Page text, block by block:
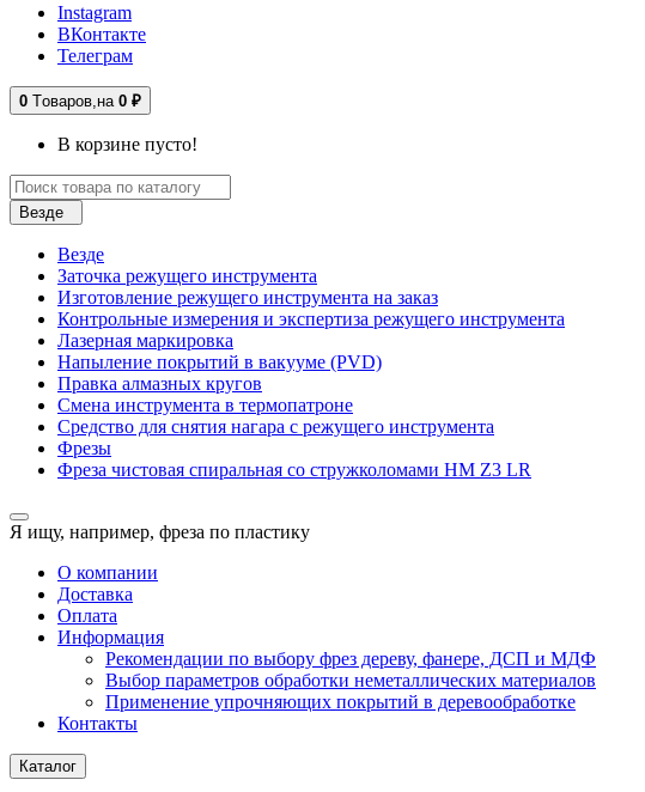
Instagram
ВКонтакте
Телеграм
0 Tоваров, на 0 ₽
В корзине пусто!
Везде
Везде
Заточка режущего инструмента
Изготовление режущего инструмента на заказ
Контрольные измерения и экспертиза режущего инструмента
Лазерная маркировка
Напыление покрытий в вакууме (PVD)
Правка алмазных кругов
Смена инструмента в термопатроне
Средство для снятия нагара с режущего инструмента
Фрезы
Фреза чистовая спиральная со стружколомами HM Z3 LR
Я ищу, например, фреза по пластику
О компании
Доставка
Оплата
Информация
Рекомендации по выбору фрез дереву, фанере, ДСП и МДФ
Выбор параметров обработки неметаллических материалов
Применение упрочняющих покрытий в деревообработке
Контакты
Каталог